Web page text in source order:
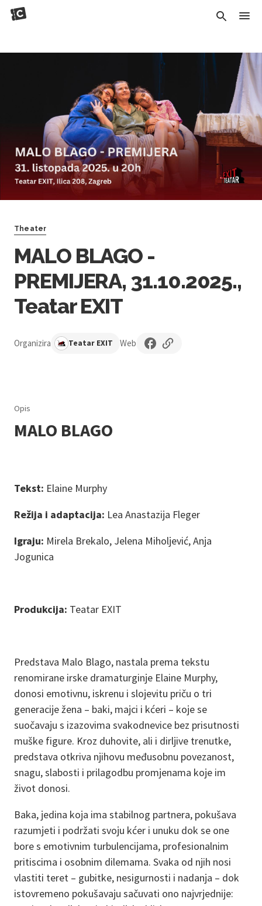
Theater
MALO BLAGO -
PREMIJERA, 31.10.2025.,
Teatar EXIT
Organizira Teatar EXIT Web
Opis
MALO BLAGO
Tekst: Elaine Murphy
Režija i adaptacija: Lea Anastazija Fleger
Igraju: Mirela Brekalo, Jelena Miholjević, Anja
Jogunica
Produkcija: Teatar EXIT
Predstava Malo Blago, nastala prema tekstu
renomirane irske dramaturginje Elaine Murphy,
donosi emotivnu, iskrenu i slojevitu priču o tri
generacije žena – baki, majci i kćeri – koje se
suočavaju s izazovima svakodnevice bez prisutnosti
muške figure. Kroz duhovite, ali i dirljive trenutke,
predstava otkriva njihovu međusobnu povezanost,
snagu, slabosti i prilagodbu promjenama koje im
život donosi.
Baka, jedina koja ima stabilnog partnera, pokušava
razumjeti i podržati svoju kćer i unuku dok se one
bore s emotivnim turbulencijama, profesionalnim
pritiscima i osobnim dilemama. Svaka od njih nosi
vlastiti teret – gubitke, nesigurnosti i nadanja – dok
istovremeno pokušavaju sačuvati ono najvrjednije: